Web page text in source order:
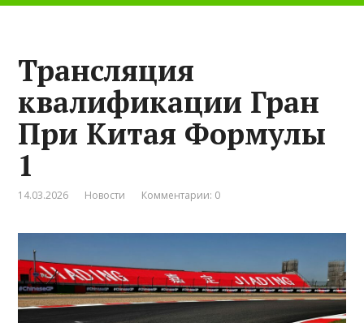
Трансляция
квалификации Гран
При Китая Формулы
1
14.03.2026 Новости Комментарии: 0